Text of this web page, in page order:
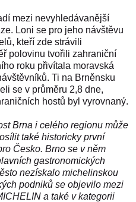
mezi nevyhledávanější
. Loni se pro jeho návštěvu
kteří zde strávili
polovinu tvořili zahraniční
roku přivítala moravská
Ti na Brněnsku
se v průměru 2,8 dne,
hostů byl vyrovnaný.
Brna i celého regionu může
také historicky první
Česko. Brno se v něm
gastronomických
nezískalo michelinskou
podniků se objevilo mezi
a také v kategorii